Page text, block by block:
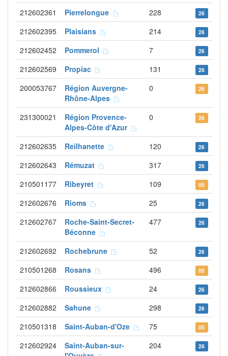
212602361 Pierrelongue 228 26
212602395 Plaisians 214 26
212602452 Pommerol 7 26
212602569 Propiac 131 26
200053767
Région Auvergne-
Rhône-Alpes
0 26
231300021
Région Provence-
Alpes-Côte d'Azur
0 26
212602635 Reilhanette 120 26
212602643 Rémuzat 317 26
210501177 Ribeyret 109 05
212602676 Rioms 25 26
212602767
Roche-Saint-Secret-
Béconne
477 26
212602692 Rochebrune 52 26
210501268 Rosans 496 05
212602866 Roussieux 24 26
212602882 Sahune 298 26
210501318 Saint-Auban-d'Oze 75 05
212602924
Saint-Auban-sur-
204 26